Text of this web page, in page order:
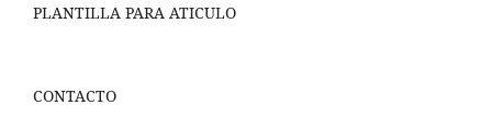
PLANTILLA PARA ATICULO
CONTACTO